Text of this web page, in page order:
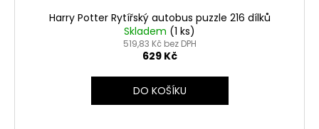
Harry Potter Rytířský autobus puzzle 216 dílků
Skladem (1 ks)
519,83 Kč bez DPH
629 Kč
DO KOŠÍKU